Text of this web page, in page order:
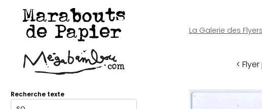
Marabouts
de Papier
Recherche texte
La Galerie des
<